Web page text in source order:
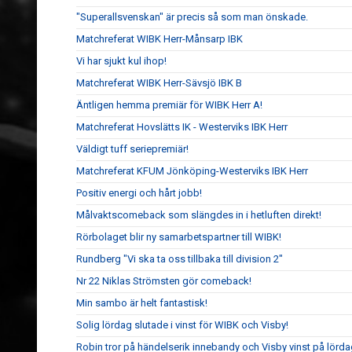
"Superallsvenskan" är precis så som man önskade.
Matchreferat WIBK Herr-Månsarp IBK
Vi har sjukt kul ihop!
Matchreferat WIBK Herr-Sävsjö IBK B
Äntligen hemma premiär för WIBK Herr A!
Matchreferat Hovslätts IK - Westerviks IBK Herr
Väldigt tuff seriepremiär!
Matchreferat KFUM Jönköping-Westerviks IBK Herr
Positiv energi och hårt jobb!
Målvaktscomeback som slängdes in i hetluften direkt!
Rörbolaget blir ny samarbetspartner till WIBK!
Rundberg "Vi ska ta oss tillbaka till division 2"
Nr 22 Niklas Strömsten gör comeback!
Min sambo är helt fantastisk!
Solig lördag slutade i vinst för WIBK och Visby!
Robin tror på händelserik innebandy och Visby vinst på